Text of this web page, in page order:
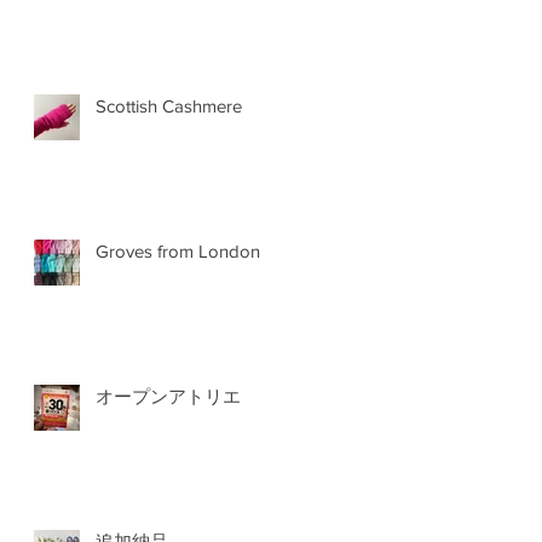
Scottish Cashmere
Groves from London
オープンアトリエ